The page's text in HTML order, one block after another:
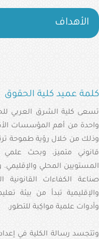
الأهداف
كلمة عميد كلية الحقوق
تسعى كلية الشرق العربي
واحدة من أهم المؤسسات
وذلك من خلال رؤية طموحة
قانوني متميز، وبحث
المستويين المحلي
صناعة الكفاءات القانونية
والإقليمية تبدأ من بيئة
وأدوات علمية مواكِبة للتطور.
وتتجسد رسالة الكلية في